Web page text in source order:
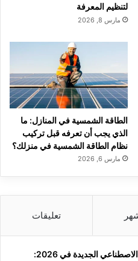
لتنظيم المعرفة
مارس 8, 2026
الطاقة الشمسية في المنازل: ما
الذي يجب أن تعرفه قبل تركيب
نظام الطاقة الشمسية في منزلك؟
مارس 6, 2026
تعليقات
أدوات الذكاء الاصطناعي الجديدة في 2026: